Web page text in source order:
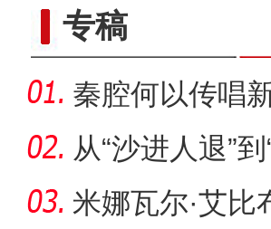
【与你为邻
专稿
秦腔何以传唱
从“沙进人退”
米娜瓦尔·艾